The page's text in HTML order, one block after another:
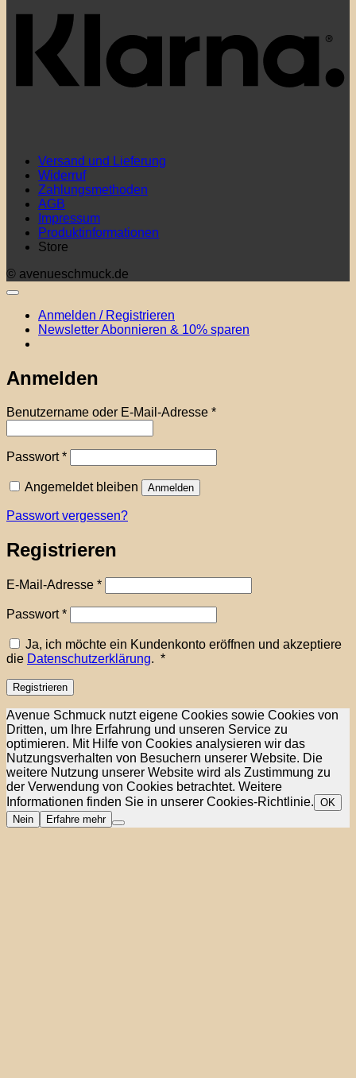
Versand und Lieferung
Widerruf
Zahlungsmethoden
AGB
Impressum
Produktinformationen
Store
© avenueschmuck.de
Anmelden / Registrieren
Newsletter Abonnieren & 10% sparen
Anmelden
Benutzername oder E-Mail-Adresse *Erforderlich
Passwort*Erforderlich
Angemeldet bleiben Anmelden
Passwort vergessen?
Registrieren
E-Mail-Adresse *Erforderlich
Passwort*Erforderlich
Ja, ich möchte ein Kundenkonto eröffnen und akzeptiere
die Datenschutzerklärung. *Erforderlich
Registrieren
Avenue Schmuck nutzt eigene Cookies sowie Cookies von
Dritten, um Ihre Erfahrung und unseren Service zu
optimieren. Mit Hilfe von Cookies analysieren wir das
Nutzungsverhalten von Besuchern unserer Website. Die
weitere Nutzung unserer Website wird als Zustimmung zu
der Verwendung von Cookies betrachtet. Weitere
Informationen finden Sie in unserer Cookies-Richtlinie. OK
Nein
Erfahre mehr